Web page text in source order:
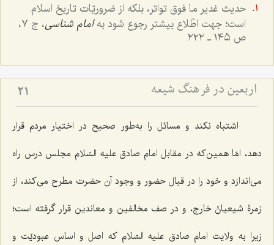
حدیث غدیر ما فوق تواتر، بلکه از ضروریّات تاریخ اسلام
است؛ جهت اطّلاع بیشتر رجوع شود بهامام شناسی
، ج ٧،
ص ١٤٥ ـ ٢٢٢.
اربعین در فرهنگ شیعه 21
اشتباه نکند و مسائل را به‌طور صحیح در اختیار مردم قرار
دهد، امّا همین‌که در مقابل امام صادق علیه السّلام مجلس درس راه
می‌اندازد و خود را در قبال حضور و وجود آن حضرت مطرح می‌کند، از
زمرۀ شیعیانْ خارج، و در صف مخالفین و معاندین قرار گرفته است؛
زیرا به ولایت امام صادق علیه السّلام که اصل و اساس عبودیّت و